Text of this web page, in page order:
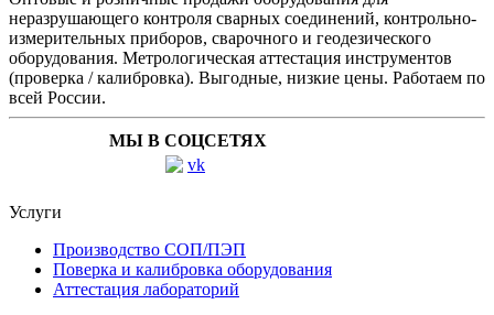
неразрушающего контроля сварных соединений, контрольно-
измерительных приборов, сварочного и геодезического
оборудования. Метрологическая аттестация инструментов
(проверка / калибровка). Выгодные, низкие цены. Работаем по
всей России.
МЫ В СОЦСЕТЯХ
Услуги
Производство СОП/ПЭП
Поверка и калибровка оборудования
Аттестация лабораторий